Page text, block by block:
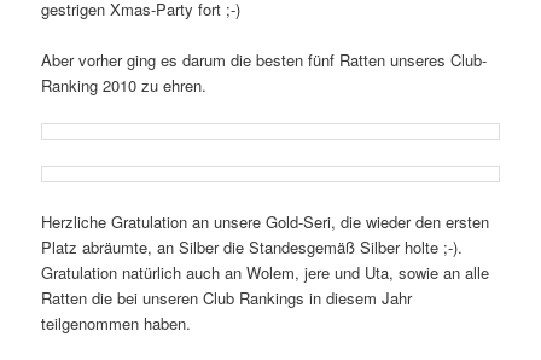
gestrigen Xmas-Party fort ;-)
Aber vorher ging es darum die besten fünf Ratten unseres Club-
Ranking 2010 zu ehren.
Herzliche Gratulation an unsere Gold-Seri, die wieder den ersten
Platz abräumte, an Silber die Standesgemäß Silber holte ;-).
Gratulation natürlich auch an Wolem, jere und Uta, sowie an alle
Ratten die bei unseren Club Rankings in diesem Jahr
teilgenommen haben.